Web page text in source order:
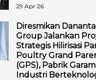
29 Apr 26
Diresmikan
Group Jalankan
Strategis Hilirisasi
Poultry Grand
(GPS), Pabrik
Industri